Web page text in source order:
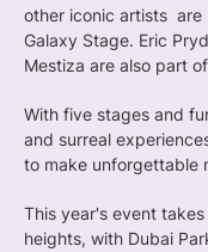
other iconic artists
Galaxy Stage. Eric
Mestiza are also part
With five stages and
and surreal
to make unforgettable
This year's event
heights, with Dubai